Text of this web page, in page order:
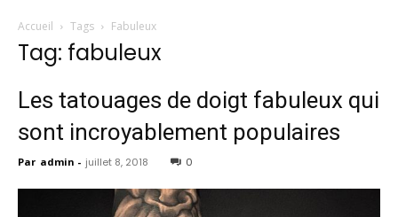
Accueil Tags Fabuleux
Tag: fabuleux
Les tatouages ​​de doigt fabuleux qui
sont incroyablement populaires
Par admin - juillet 8, 2018 0